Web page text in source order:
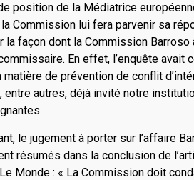
position de la Médiatrice
Commission lui fera parvenir sa
la façon dont la Commission
En effet, l’enquête
de prévention de conflit
entre autres, déjà invité notre
le jugement à porter sur l’affaire
résumés dans la conclusion de
Monde : « La Commission doit